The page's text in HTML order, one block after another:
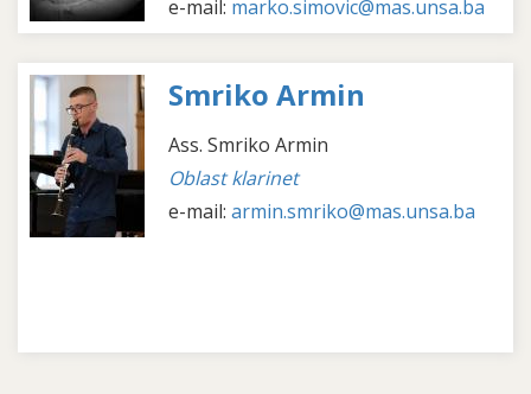
e-mail: marko.simovic@mas.unsa.ba
Smriko Armin
Ass. Smriko Armin
Oblast klarinet
e-mail: armin.smriko@mas.unsa.ba